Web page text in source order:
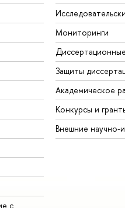
с
Мониторинги
Защиты
Академическое
Конкурсы и
Внешние научно-